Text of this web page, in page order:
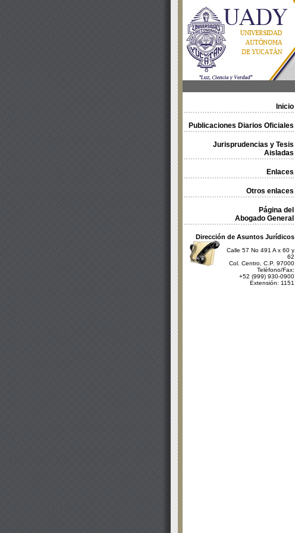
Inicio
Publicaciones Diarios Oficiales
Jurisprudencias y Tesis
Aisladas
Enlaces
Otros enlaces
Página del
Abogado General
Dirección de Asuntos Jurídicos
Calle 57 No 491 A x 60 y
62
Col. Centro, C.P. 97000
Teléfono/Fax:
+52 (999) 930-0900
Extensión: 1151